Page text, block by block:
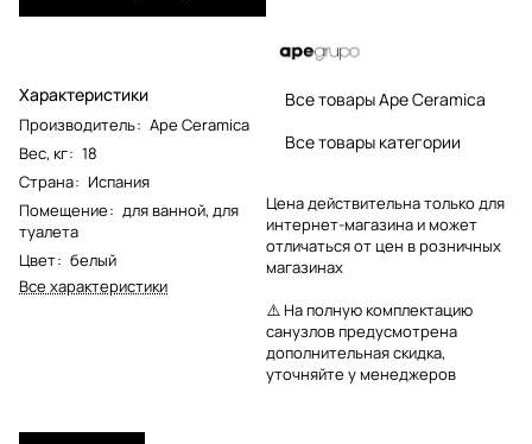
Характеристики
Производитель: Ape Ceramica
Вес, кг: 18
Страна: Испания
Помещение: для ванной, для
туалета
Цвет: белый
Все характеристики
Все товары Ape Ceramica
Все товары категории
Цена действительна только для
интернет-магазина и может
отличаться от цен в розничных
магазинах
⚠️ На полную комплектацию
санузлов предусмотрена
дополнительная скидка,
уточняйте у менеджеров